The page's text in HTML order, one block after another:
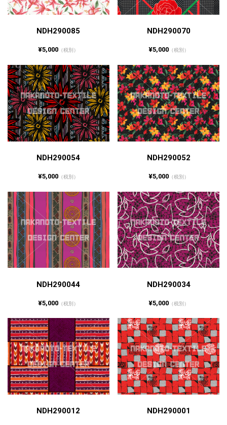
NDH290085
¥5,000 （税別）
NDH290070
¥5,000（税別）
NDH290054
¥5,000 （税別）
NDH290052
¥5,000（税別）
NDH290044
¥5,000 （税別）
NDH290034
¥5,000（税別）
NDH290012 NDH290001